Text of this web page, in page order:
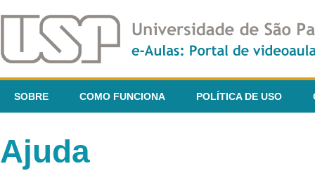
SOBRE COMO FUNCIONA POLÍTICA DE USO
Ajuda